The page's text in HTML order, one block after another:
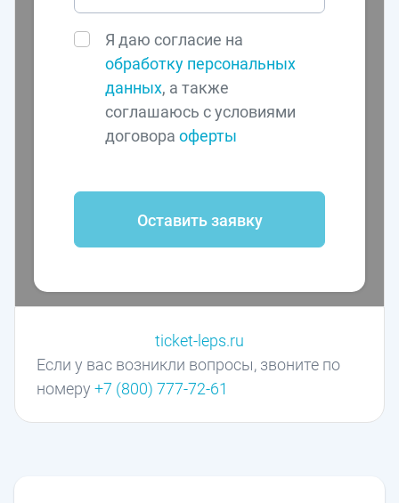
Я даю согласие на
обработку персональных
данных, а также
соглашаюсь с условиями
договораоферты
Оставить заявку
Если у вас возникли вопросы, звоните по
номеру+7 (800) 777-72-61
ticket-leps.ru